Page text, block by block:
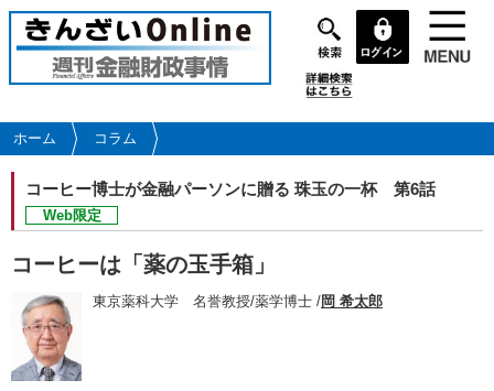
メ
イ
コ
ン
ツ
移
動
ホーム コラム
コーヒー博士が金融パーソンに贈る 珠玉の一杯 第6話
Web限定
コーヒーは「薬の玉手箱」
東京薬科大学 名誉教授/薬学博士 /岡 希太郎